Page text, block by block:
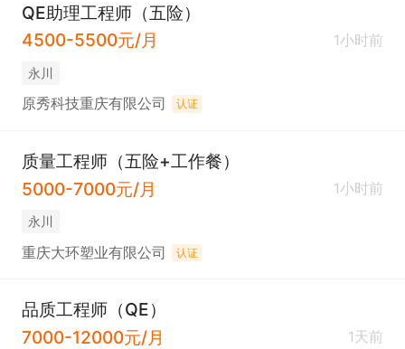
QE助理工程师（五险）
4500-5500元/月
1小时前
永川
原秀科技重庆有限公司 认证
质量工程师（五险+工作餐）
5000-7000元/月
1小时前
永川
重庆大环塑业有限公司 认证
品质工程师（QE）
7000-12000元/月
1天前